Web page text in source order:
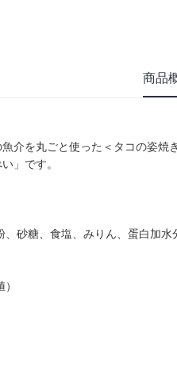
商品
介を丸ごと使った＜タコの姿
」です。
、砂糖、食塩、みりん、蛋白加